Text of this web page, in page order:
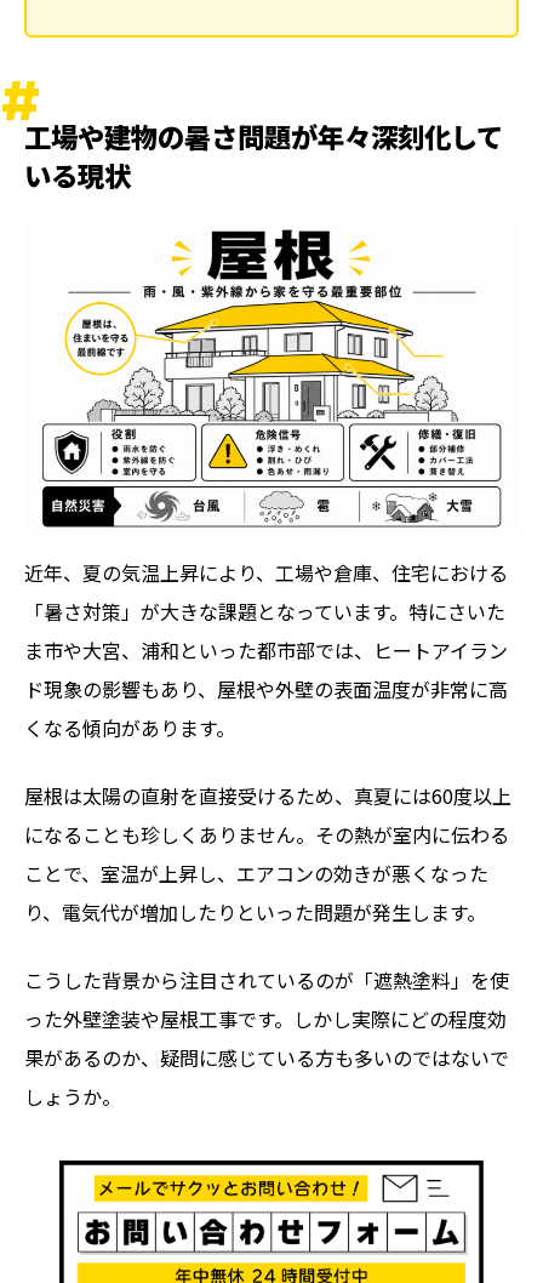
ランキング
工場や建物の暑さ問題が年々深刻化して
いる現状
近年、夏の気温上昇により、工場や倉庫、住宅における
「暑さ対策」が大きな課題となっています。特にさいた
ま市や大宮、浦和といった都市部では、ヒートアイラン
ド現象の影響もあり、屋根や外壁の表面温度が非常に高
くなる傾向があります。
屋根は太陽の直射を直接受けるため、真夏には60度以上
になることも珍しくありません。その熱が室内に伝わる
ことで、室温が上昇し、エアコンの効きが悪くなった
り、電気代が増加したりといった問題が発生します。
こうした背景から注目されているのが「遮熱塗料」を使
った外壁塗装や屋根工事です。しかし実際にどの程度効
果があるのか、疑問に感じている方も多いのではないで
しょうか。